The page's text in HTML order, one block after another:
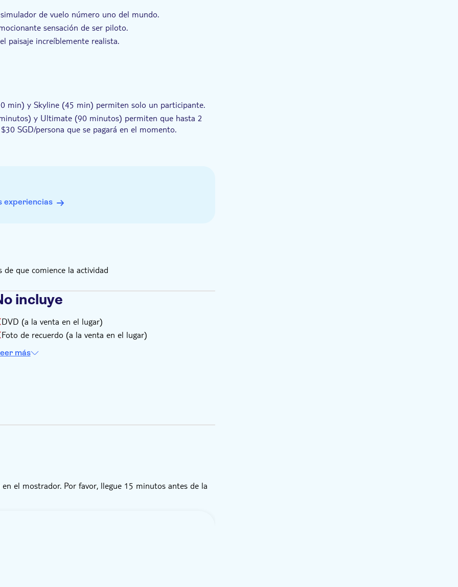
de vuelo número uno del mundo.
sensación de ser piloto.
paisaje increíblemente realista.
min) y Skyline (45 min) permiten solo un participante.
y Ultimate (90 minutos) permiten que hasta 2
SGD/persona que se pagará en el momento.
para observadores (gratis) y un salón con
vuelo. Es preferible usar zapatos cerrados. Aunque
así que por favor, traiga una chaqueta por si acaso.
una para la Experiencia 737 (en el Singapore Flyer)
experiencias
de que comience la actividad
incluye
DVD (a la venta en el lugar)
Foto de recuerdo (a la venta en el lugar)
más
el mostrador. Por favor, llegue 15 minutos antes de la